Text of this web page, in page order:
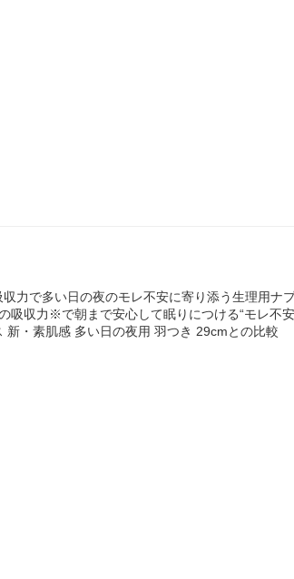
収力で多い日の夜のモレ不安に寄り添う生理用ナ
吸収力※で朝まで安心して眠りにつける“モレ不
新・素肌感 多い日の夜用 羽つき 29cmとの比較